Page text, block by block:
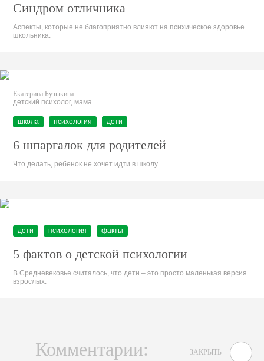
Синдром отличника
Аспекты, которые не благоприятно влияют на психическое здоровье
школьника.
Екатерина Бузыкина
детский психолог, мама
школа психология дети
6 шпаргалок для родителей
Что делать, ребенок не хочет идти в школу.
дети психология факты
5 фактов о детской психологии
В Средневековье считалось, что дети – это просто маленькая версия
взрослых.
Комментарии: ЗАКРЫТЬ